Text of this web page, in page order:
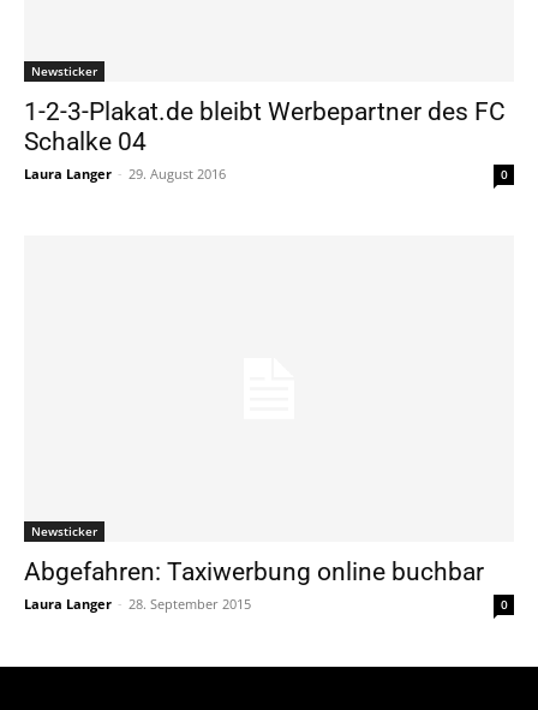
Newsticker
1-2-3-Plakat.de bleibt Werbepartner des FC
Schalke 04
Laura Langer - 29. August 2016 0
Newsticker
Abgefahren: Taxiwerbung online buchbar
Laura Langer - 28. September 2015 0